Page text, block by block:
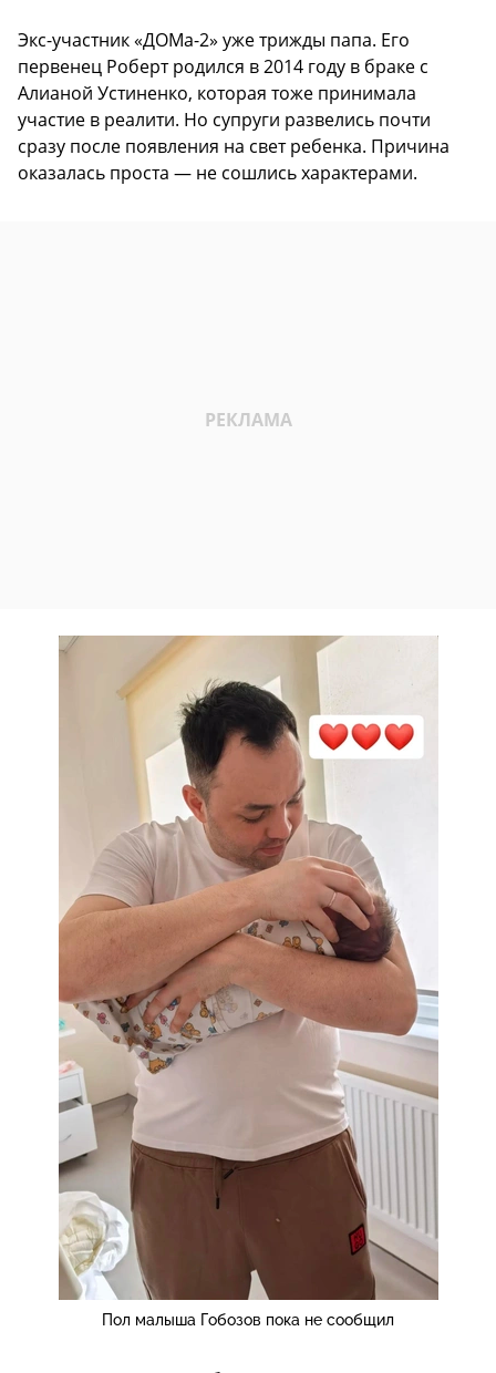
Экс-участник «ДОМа-2» уже трижды папа. Его
первенец Роберт родился в 2014 году в браке с
Алианой Устиненко, которая тоже принимала
участие в реалити. Но супруги развелись почти
сразу после появления на свет ребенка. Причина
оказалась проста — не сошлись характерами.
Пол малыша Гобозов пока не сообщил